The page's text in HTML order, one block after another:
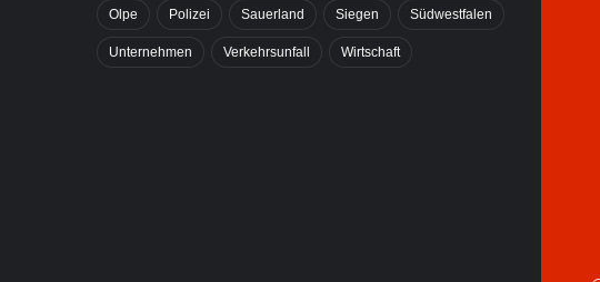
Olpe Polizei Sauerland Siegen Südwestfalen
Unternehmen Verkehrsunfall Wirtschaft